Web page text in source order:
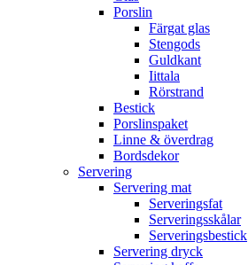
Porslin
Färgat glas
Stengods
Guldkant
Iittala
Rörstrand
Bestick
Porslinspaket
Linne & överdrag
Bordsdekor
Servering
Servering mat
Serveringsfat
Serveringsskålar
Serveringsbestick
Servering dryck